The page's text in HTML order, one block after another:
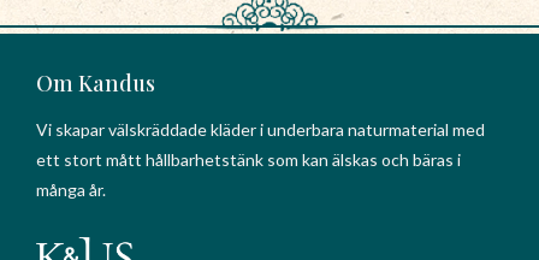
Om Kandus
Vi skapar välskräddade kläder i underbara naturmaterial med
ett stort mått hållbarhetstänk som kan älskas och bäras i
många år.